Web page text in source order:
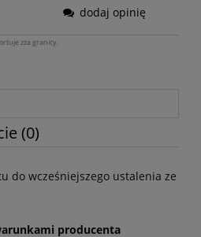
dodaj opinię
zza granicy.
(0)
do wcześniejszego ustalenia ze
producenta